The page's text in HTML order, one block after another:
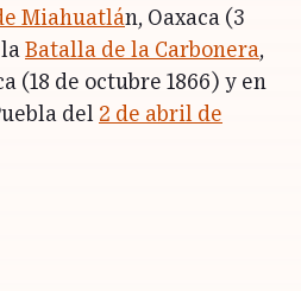
Miahuatlán, Oaxaca (3
Batalla de la Carbonera,
(18 de octubre 1866) y en
del 2 de abril de